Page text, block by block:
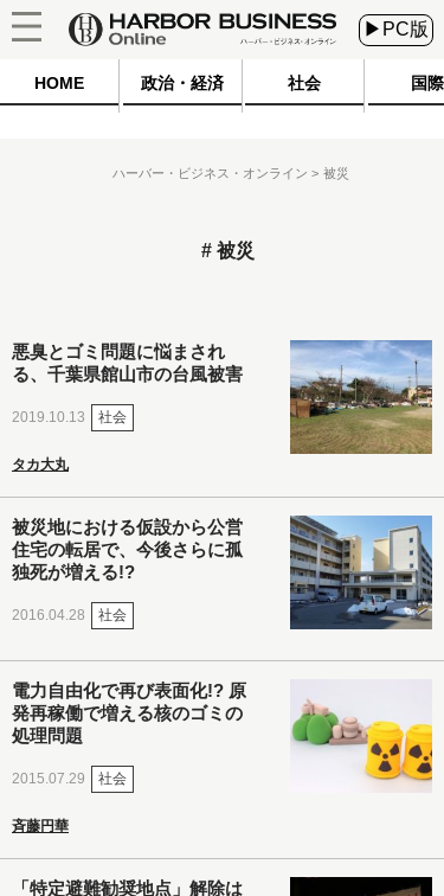
▶PC版
HOME 政治・経済 社会 国際
ハーバー・ビジネス・オンライン 被災
被災
悪臭とゴミ問題に悩まされ
る、千葉県館山市の台風被害
2019.10.13 社会
タカ大丸
被災地における仮設から公営
住宅の転居で、今後さらに孤
独死が増える!?
2016.04.28 社会
電力自由化で再び表面化!? 原
発再稼働で増える核のゴミの
処理問題
2015.07.29 社会
斉藤円華
「特定避難勧奨地点」解除は